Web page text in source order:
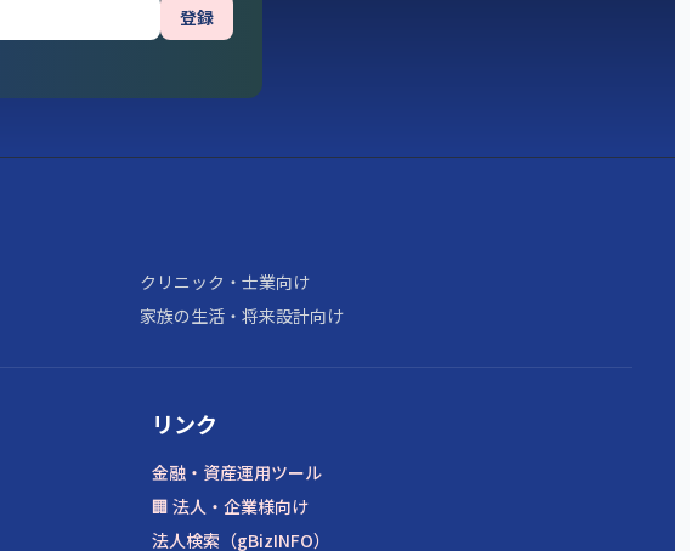
登録
クリニック・士業向け
家族の生活・将来設計向け
リンク
金融・資産運用ツール
🏢 法人・企業様向け
法人検索（gBizINFO）